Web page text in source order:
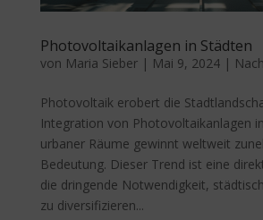
Photovoltaikanlagen in Städten
von Maria Sieber| Mai 9, 2024|
Photovoltaik erobert die
Integration von Photovoltaikanlagen
urbaner Räume gewinnt weltweit
Bedeutung. Dieser Trend ist eine
die dringende Notwendigkeit,
zu diversifizieren...